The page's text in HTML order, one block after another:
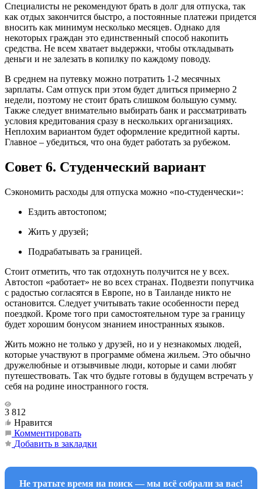
Специалисты не рекомендуют брать в долг для отпуска, так
как отдых закончится быстро, а постоянные платежи придется
вносить как минимум несколько месяцев. Однако для
некоторых граждан это единственный способ накопить
средства. Не всем хватает выдержки, чтобы откладывать
деньги и не залезать в копилку по каждому поводу.
В среднем на путевку можно потратить 1-2 месячных
зарплаты. Сам отпуск при этом будет длиться примерно 2
недели, поэтому не стоит брать слишком большую сумму.
Также следует внимательно выбирать банк и рассматривать
условия кредитования сразу в нескольких организациях.
Неплохим вариантом будет оформление кредитной карты.
Главное – убедиться, что она будет работать за рубежом.
Совет 6. Студенческий вариант
Сэкономить расходы для отпуска можно «по-студенчески»:
Ездить автостопом;
Жить у друзей;
Подрабатывать за границей.
Стоит отметить, что так отдохнуть получится не у всех.
Автостоп «работает» не во всех странах. Подвезти попутчика
с радостью согласятся в Европе, но в Таиланде никто не
остановится. Следует учитывать такие особенности перед
поездкой. Кроме того при самостоятельном туре за границу
будет хорошим бонусом знанием иностранных языков.
Жить можно не только у друзей, но и у незнакомых людей,
которые участвуют в программе обмена жильем. Это обычно
дружелюбные и отзывчивые люди, которые и сами любят
путешествовать. Так что будьте готовы в будущем встречать у
себя на родине иностранного гостя.
3 812
Нравится
Комментировать
Добавить в закладки
Не тратьте время на поиск — мы всё собрали за вас!